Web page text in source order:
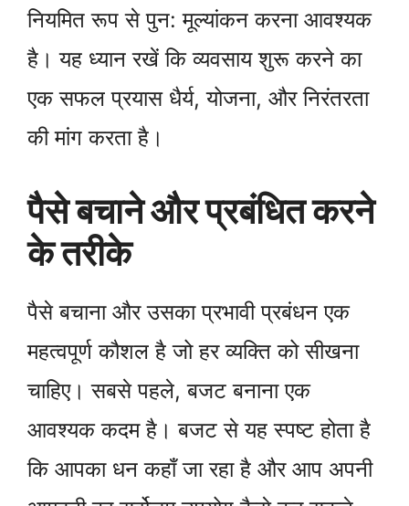
नियमित रूप से पुन: मूल्यांकन करना आवश्यक
है। यह ध्यान रखें कि व्यवसाय शुरू करने का
एक सफल प्रयास धैर्य, योजना, और निरंतरता
की मांग करता है।
पैसे बचाने और प्रबंधित करने
के तरीके
पैसे बचाना और उसका प्रभावी प्रबंधन एक
महत्वपूर्ण कौशल है जो हर व्यक्ति को सीखना
चाहिए। सबसे पहले, बजट बनाना एक
आवश्यक कदम है। बजट से यह स्पष्ट होता है
कि आपका धन कहाँ जा रहा है और आप अपनी